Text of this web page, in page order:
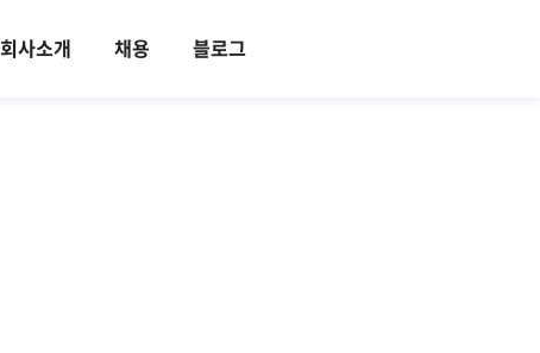
회사소개 채용 블로그